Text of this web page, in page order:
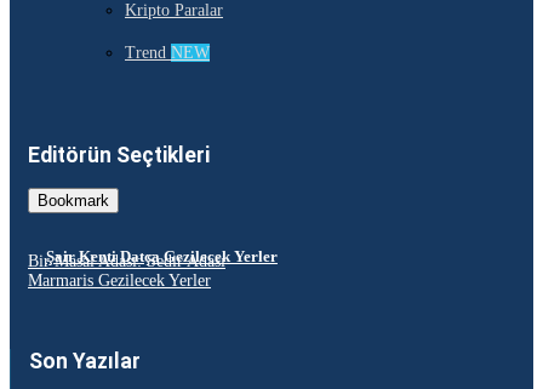
Kripto Paralar
Trend NEW
Editörün Seçtikleri
Bookmark
Şair Kenti Datça Gezilecek Yerler
Bir Masal Adası: Sedir Adası
Marmaris Gezilecek Yerler
Son Yazılar